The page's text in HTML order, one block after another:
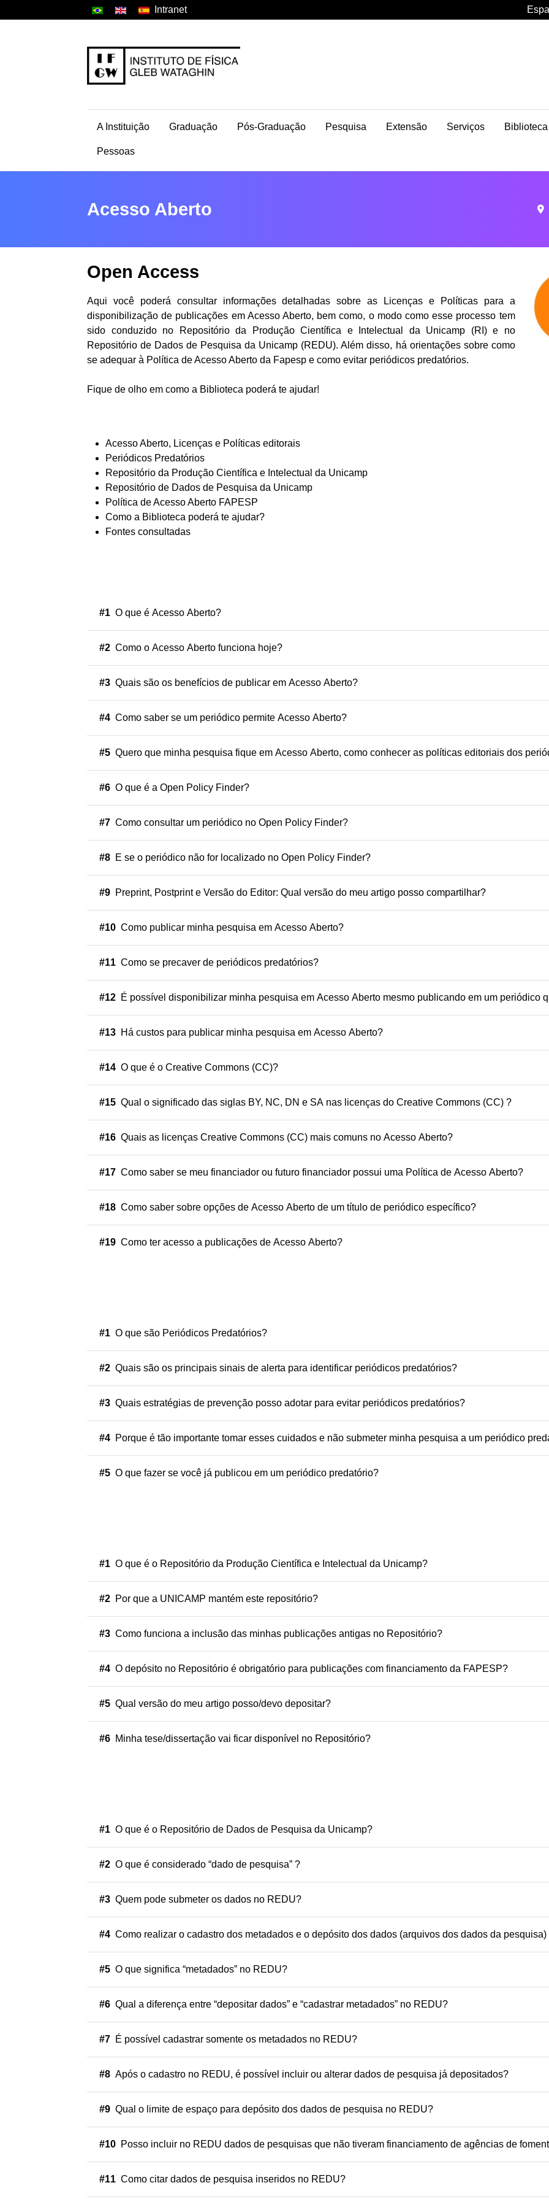
Intranet
A Instituição Graduação Pós-Graduação Pesquisa Extensão Serviços Biblioteca
Pessoas
Acesso Aberto
Open Access
Aqui você poderá consultar informações detalhadas sobre as Licenças e Políticas para a
disponibilização de publicações em Acesso Aberto, bem como, o modo como esse processo tem
sido conduzido no Repositório da Produção Científica e Intelectual da Unicamp (RI) e no
Repositório de Dados de Pesquisa da Unicamp (REDU). Além disso, há orientações sobre como
se adequar à Política de Acesso Aberto da Fapesp e como evitar periódicos predatórios.
Fique de olho em como a Biblioteca poderá te ajudar!
Acesso Aberto, Licenças e Políticas editorais
Periódicos Predatórios
Repositório da Produção Científica e Intelectual da Unicamp
Repositório de Dados de Pesquisa da Unicamp
Política de Acesso Aberto FAPESP
Como a Biblioteca poderá te ajudar?
Fontes consultadas
#1 O que é Acesso Aberto?
#2 Como o Acesso Aberto funciona hoje?
#3 Quais são os benefícios de publicar em Acesso Aberto?
#4 Como saber se um periódico permite Acesso Aberto?
#5 Quero que minha pesquisa fique em Acesso Aberto, como conhecer as políticas editoriais dos
#6 O que é a Open Policy Finder?
#7 Como consultar um periódico no Open Policy Finder?
#8 E se o periódico não for localizado no Open Policy Finder?
#9 Preprint, Postprint e Versão do Editor: Qual versão do meu artigo posso compartilhar?
#10 Como publicar minha pesquisa em Acesso Aberto?
#11 Como se precaver de periódicos predatórios?
#12 É possível disponibilizar minha pesquisa em Acesso Aberto mesmo publicando em um periódico
#13 Há custos para publicar minha pesquisa em Acesso Aberto?
#14 O que é o Creative Commons (CC)?
#15 Qual o significado das siglas BY, NC, DN e SA nas licenças do Creative Commons (CC) ?
#16 Quais as licenças Creative Commons (CC) mais comuns no Acesso Aberto?
#17 Como saber se meu financiador ou futuro financiador possui uma Política de Acesso Aberto?
#18 Como saber sobre opções de Acesso Aberto de um título de periódico específico?
#19 Como ter acesso a publicações de Acesso Aberto?
#1 O que são Periódicos Predatórios?
#2 Quais são os principais sinais de alerta para identificar periódicos predatórios?
#3 Quais estratégias de prevenção posso adotar para evitar periódicos predatórios?
#4 Porque é tão importante tomar esses cuidados e não submeter minha pesquisa a um periódico
#5 O que fazer se você já publicou em um periódico predatório?
#1 O que é o Repositório da Produção Científica e Intelectual da Unicamp?
#2 Por que a UNICAMP mantém este repositório?
#3 Como funciona a inclusão das minhas publicações antigas no Repositório?
#4 O depósito no Repositório é obrigatório para publicações com financiamento da FAPESP?
#5 Qual versão do meu artigo posso/devo depositar?
#6 Minha tese/dissertação vai ficar disponível no Repositório?
#1 O que é o Repositório de Dados de Pesquisa da Unicamp?
#2 O que é considerado “dado de pesquisa” ?
#3 Quem pode submeter os dados no REDU?
#4 Como realizar o cadastro dos metadados e o depósito dos dados (arquivos dos dados da
#5 O que significa “metadados” no REDU?
#6 Qual a diferença entre “depositar dados” e “cadastrar metadados” no REDU?
#7 É possível cadastrar somente os metadados no REDU?
#8 Após o cadastro no REDU, é possível incluir ou alterar dados de pesquisa já depositados?
#9 Qual o limite de espaço para depósito dos dados de pesquisa no REDU?
#10 Posso incluir no REDU dados de pesquisas que não tiveram financiamento de agências de
#11 Como citar dados de pesquisa inseridos no REDU?